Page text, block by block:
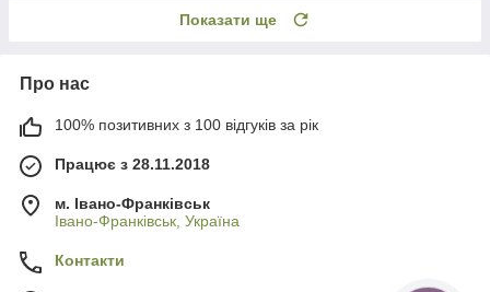
Показати ще
Про нас
100% позитивних з 100 відгуків за рік
Працює з 28.11.2018
м. Івано-Франківськ
Івано-Франківськ, Україна
Контакти